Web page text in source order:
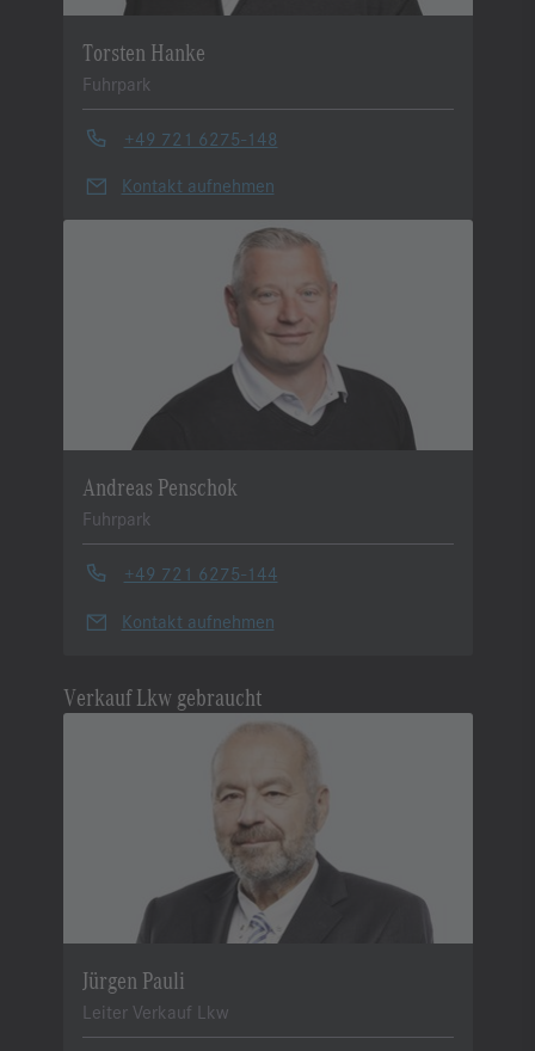
Torsten Hanke
Fuhrpark
+49 721 6275-148
Kontakt aufnehmen
Andreas Penschok
Fuhrpark
+49 721 6275-144
Kontakt aufnehmen
Verkauf Lkw gebraucht
Jürgen Pauli
Leiter Verkauf Lkw